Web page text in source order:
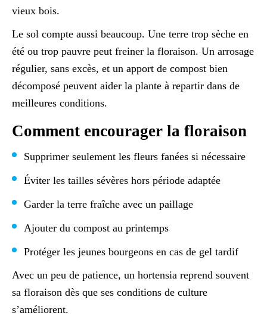
vieux bois.
Le sol compte aussi beaucoup. Une terre trop sèche en
été ou trop pauvre peut freiner la floraison. Un arrosage
régulier, sans excès, et un apport de compost bien
décomposé peuvent aider la plante à repartir dans de
meilleures conditions.
Comment encourager la floraison
Supprimer seulement les fleurs fanées si nécessaire
Éviter les tailles sévères hors période adaptée
Garder la terre fraîche avec un paillage
Ajouter du compost au printemps
Protéger les jeunes bourgeons en cas de gel tardif
Avec un peu de patience, un hortensia reprend souvent
sa floraison dès que ses conditions de culture
s’améliorent.